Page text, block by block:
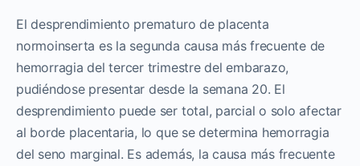
El desprendimiento prematuro de placenta
normoinserta es la segunda causa más frecuente de
hemorragia del tercer trimestre del embarazo,
pudiéndose presentar desde la semana 20. El
desprendimiento puede ser total, parcial o solo afectar
al borde placentaria, lo que se determina hemorragia
del seno marginal. Es además, la causa más frecuente